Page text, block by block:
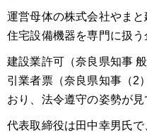
運営母体の株式会社やま
住宅設備機器を専門に扱う
建設業許可（奈良県知事
引業者票（奈良県知事（2
おり、法令遵守の姿勢が見
代表取締役は田中幸男氏